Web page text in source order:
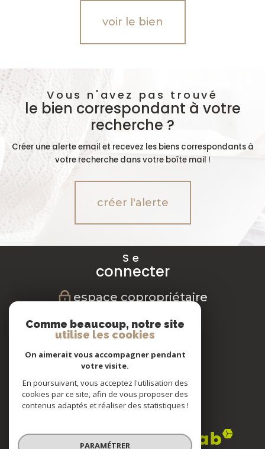
voir le bien
Vous n'avez pas trouvé
le bien correspondant à votre
recherche ?
Créer une alerte email et recevez les biens correspondants à
votre recherche dans votre boîte mail !
créer l'alerte
Se
connecter
espace copropriétaire
Nous
suivre
Nous
adhérons
Comme beaucoup, notre site
utilise les cookies
On aimerait vous accompagner pendant
votre visite.
En poursuivant, vous acceptez l'utilisation des
cookies par ce site, afin de vous proposer des
contenus adaptés et réaliser des statistiques !
PARAMÉTRER